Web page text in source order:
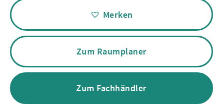
Alternative:
Merken
Zum Raumplaner
Zum Fachhändler